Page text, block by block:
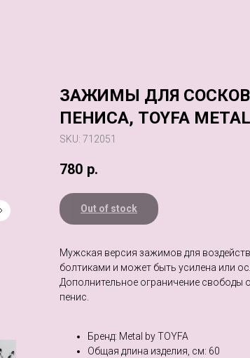
ЗАЖИМЫ ДЛЯ
ПЕНИСА, TOYFA
SKU: 712051
780 р.
Out of stock
Мужская версия зажимов для
болтиками и может быть усилена или
Дополнительное ограничение свободы
пенис.
Бренд: Metal by TOYFA
Общая длина изделия, см: 60